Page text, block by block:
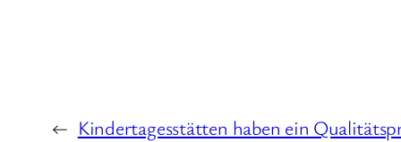
← Kindertagesstätten haben ein